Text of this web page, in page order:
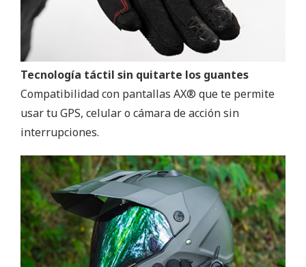
Tecnología táctil sin quitarte los guantes
Compatibilidad con pantallas AX® que te permite
usar tu GPS, celular o cámara de acción sin
interrupciones.